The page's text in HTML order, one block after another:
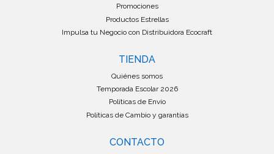
Promociones
Productos Estrellas
Impulsa tu Negocio con Distribuidora Ecocraft
TIENDA
Quiénes somos
Temporada Escolar 2026
Políticas de Envío
Políticas de Cambio y garantías
CONTACTO